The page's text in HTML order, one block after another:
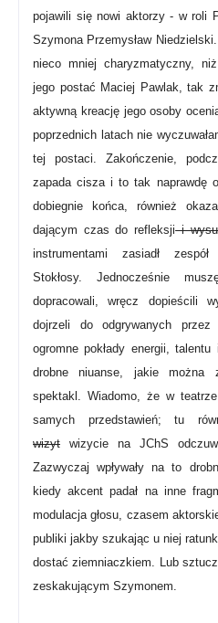
pojawili się nowi aktorzy - w roli
Szymona Przemysław
nieco mniej charyzmatyczny,
jego postać Maciej Pawlak,
tak
aktywną kreację jego osoby
poprzednich latach nie
tej postaci. Zakończenie,
zapada cisza i to tak naprawdę
dobiegnie końca, również
dającym czas do refleksjii
instrumentami zasiadł
Stokłosy. Jednocześnie
dopracowali, wręcz dopieścili
dojrzeli do odgrywanych
ogromne pokłady energii,
drobne niuanse, jakie można
spektakl. Wiadomo, że w
samych przedstawień; tu
wizyt wizycie na JChS
Zazwyczaj wpływały na to
kiedy akcent padał na inne
modulacja głosu, czasem
publiki jakby szukając u niej
dostać ziemniaczkiem. Lub
zeskakującym Szymonem.